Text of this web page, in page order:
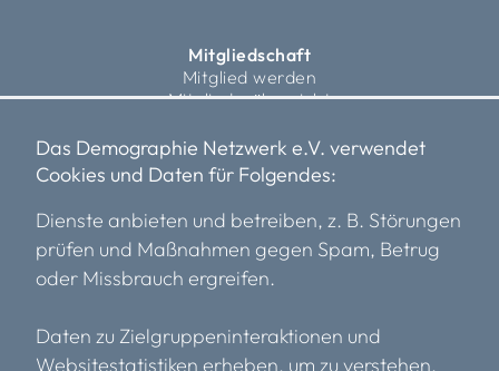
Mitgliedschaft
Mitglied werden
Mitgliederübersicht
Über uns
Vorstand
Team
Transparenz
Einblicke
Mitglieder
Das Demographie Netzwerk e.V. verwendet
Cookies und Daten für Folgendes:
Dienste anbieten und betreiben, z. B. Störungen
prüfen und Maßnahmen gegen Spam, Betrug
oder Missbrauch ergreifen.
Daten zu Zielgruppeninteraktionen und
Websitestatistiken erheben, um zu verstehen,